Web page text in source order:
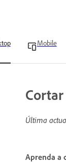
Mobile
Última
Aprenda a